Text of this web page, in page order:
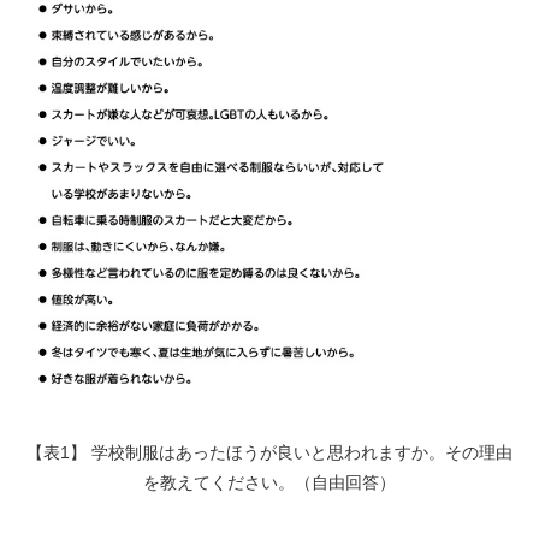
【表1】 学校制服はあったほうが良いと思われますか。その理由
を教えてください。（自由回答）